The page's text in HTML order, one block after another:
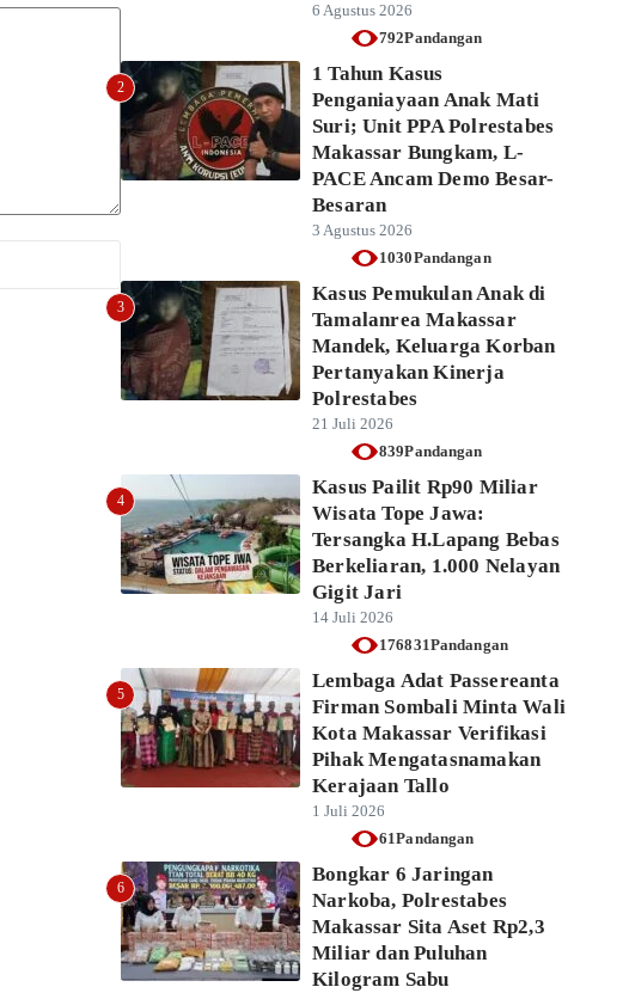
6 Agustus 2026
792Pandangan
2
1 Tahun Kasus
Penganiayaan Anak Mati
Suri; Unit PPA Polrestabes
Makassar Bungkam, L-
PACE Ancam Demo Besar-
Besaran
3 Agustus 2026
1030Pandangan
3
Kasus Pemukulan Anak di
Tamalanrea Makassar
Mandek, Keluarga Korban
Pertanyakan Kinerja
Polrestabes
21 Juli 2026
839Pandangan
4
Kasus Pailit Rp90 Miliar
Wisata Tope Jawa:
Tersangka H.Lapang Bebas
Berkeliaran, 1.000 Nelayan
Gigit Jari
14 Juli 2026
176831Pandangan
5
Lembaga Adat Passereanta
Firman Sombali Minta Wali
Kota Makassar Verifikasi
Pihak Mengatasnamakan
Kerajaan Tallo
1 Juli 2026
61Pandangan
6
Bongkar 6 Jaringan
Narkoba, Polrestabes
Makassar Sita Aset Rp2,3
Miliar dan Puluhan
Kilogram Sabu